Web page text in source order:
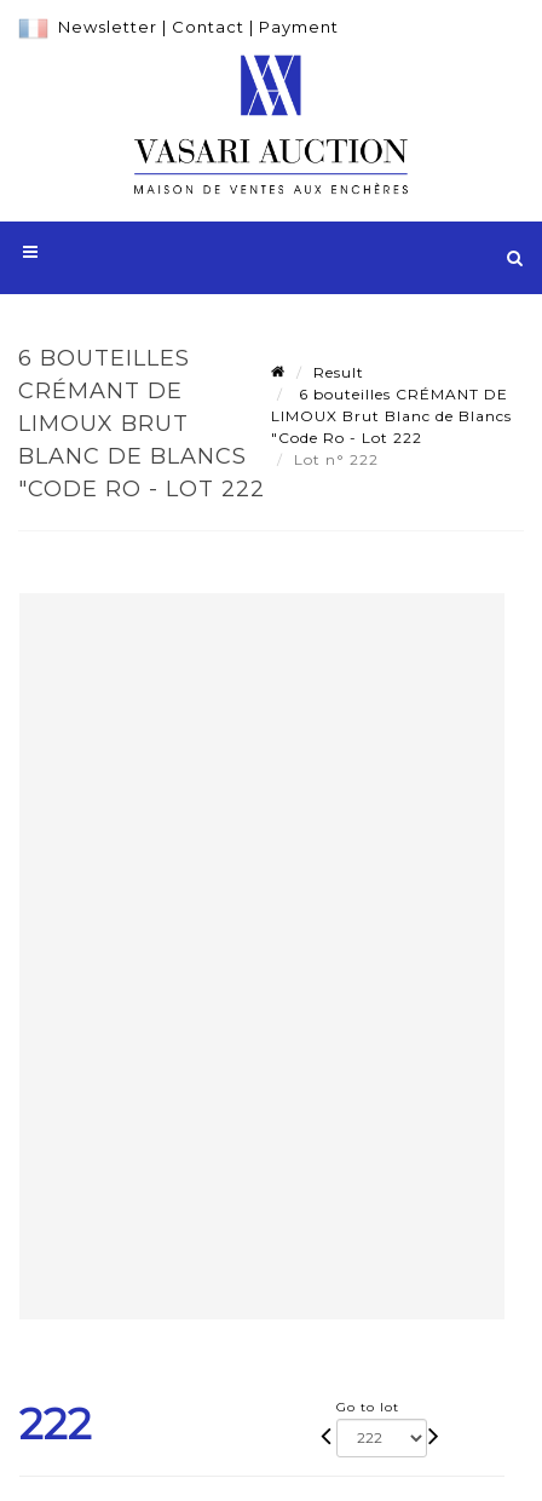
Newsletter | Contact | Payment
6 BOUTEILLES
CRÉMANT DE
LIMOUX BRUT
BLANC DE BLANCS
"CODE RO - LOT 222
Result
6 bouteilles CRÉMANT DE
LIMOUX Brut Blanc de Blancs
"Code Ro - Lot 222
Lot n° 222
222 Go to lot